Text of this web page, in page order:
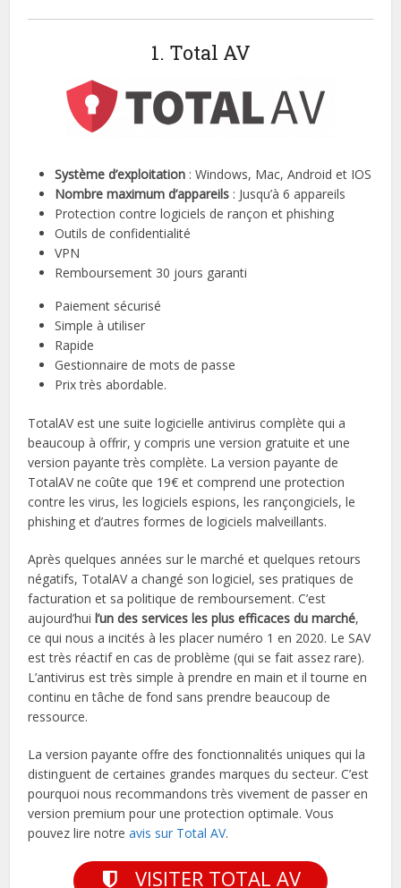
1. Total AV
Système d’exploitation : Windows, Mac, Android et IOS
Nombre maximum d’appareils : Jusqu’à 6 appareils
Protection contre logiciels de rançon et phishing
Outils de confidentialité
VPN
Remboursement 30 jours garanti
Paiement sécurisé
Simple à utiliser
Rapide
Gestionnaire de mots de passe
Prix très abordable.
TotalAV est une suite logicielle antivirus complète qui a
beaucoup à offrir, y compris une version gratuite et une
version payante très complète. La version payante de
TotalAV ne coûte que 19€ et comprend une protection
contre les virus, les logiciels espions, les rançongiciels, le
phishing et d’autres formes de logiciels malveillants.
Après quelques années sur le marché et quelques retours
négatifs, TotalAV a changé son logiciel, ses pratiques de
facturation et sa politique de remboursement. C’est
aujourd’huil’un des services les plus efficaces du marché,
ce qui nous a incités à les placer numéro 1 en 2020. Le SAV
est très réactif en cas de problème (qui se fait assez rare).
L’antivirus est très simple à prendre en main et il tourne en
continu en tâche de fond sans prendre beaucoup de
ressource.
La version payante offre des fonctionnalités uniques qui la
distinguent de certaines grandes marques du secteur. C’est
pourquoi nous recommandons très vivement de passer en
version premium pour une protection optimale. Vous
pouvez lire notreavis sur Total AV.
VISITER TOTAL AV